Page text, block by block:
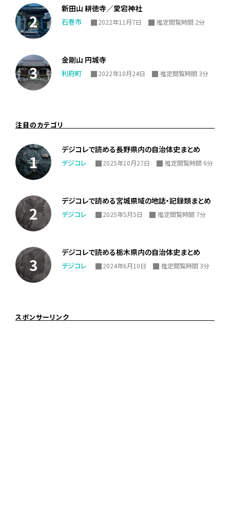
新田山 耕徳寺／愛宕神社
石巻市 2022年11月7日 推定閲覧時間 2分
金剛山 円城寺
利府町 2022年10月24日 推定閲覧時間 3分
注目のカテゴリ
デジコレで読める長野県内の自治体史まとめ
デジコレ 2025年10月27日 推定閲覧時間 6分
デジコレで読める宮城県域の地誌・記録類まとめ
デジコレ 2025年5月5日 推定閲覧時間 7分
デジコレで読める栃木県内の自治体史まとめ
デジコレ 2024年6月10日 推定閲覧時間 3分
スポンサーリンク